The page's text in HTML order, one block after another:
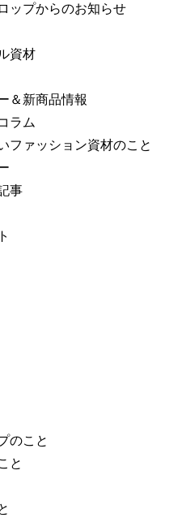
ップからのお知らせ
資材
＆新商品情報
ラム
ファッション資材のこと
事
のこと
と